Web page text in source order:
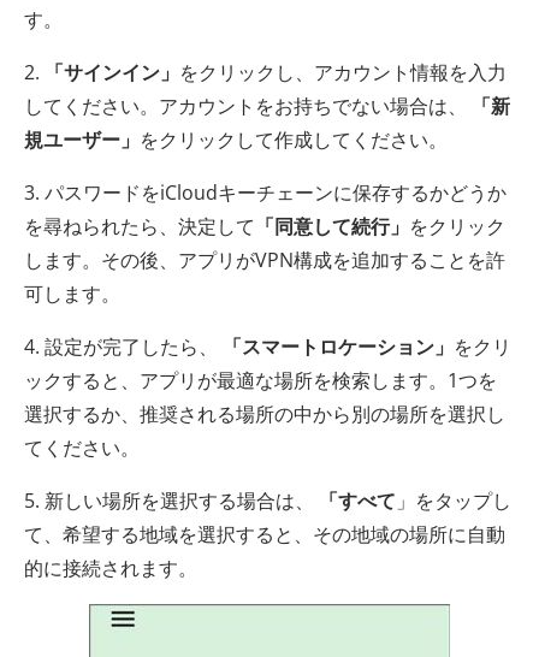
す。
2.
「サインイン」 をクリックし、アカウント情報を入力
してください。アカウントをお持ちでない場合は、
「新
規ユーザー」 をクリックして作成してください。
3. パスワードをiCloudキーチェーンに保存するかどうか
を尋ねられたら、決定して 「同意して続行」 をクリック
します。その後、アプリがVPN構成を追加することを許
可します。
4. 設定が完了したら、
「スマートロケーション」 をクリ
ックすると、アプリが最適な場所を検索します。1つを
選択するか、推奨される場所の中から別の場所を選択し
てください。
5. 新しい場所を選択する場合は、
「すべて 」をタップし
て、希望する地域を選択すると、その地域の場所に自動
的に接続されます。